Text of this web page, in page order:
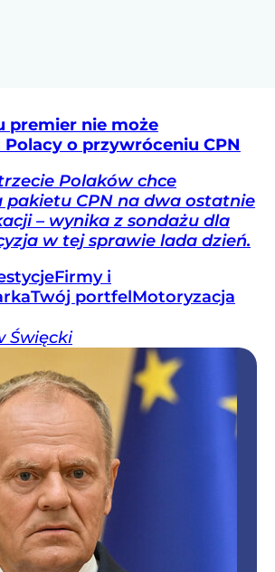
premier nie może
o przywróceniu CPN
Polaków chce
pakietu CPN na dwa ostatnie
– wynika z sondażu dla
w tej sprawie lada dzień.
Firmy i
Twój portfelMotoryzacja
Święcki